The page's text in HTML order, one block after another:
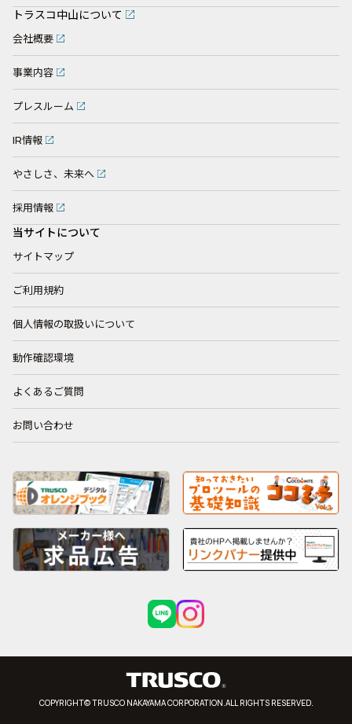
トラスコ中山について
会社概要
事業内容
プレスルーム
IR情報
やさしさ、未来へ
採用情報
当サイトについて
サイトマップ
ご利用規約
個人情報の取扱いについて
動作確認環境
よくあるご質問
お問い合わせ
COPYRIGHT© TRUSCO NAKAYAMA CORPORATION.ALL RIGHTS RESERVED.